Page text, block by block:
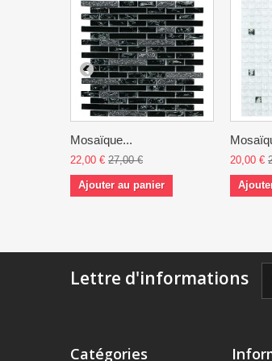
Mosaïque...
22,00 € 27,00 €
Ajouter au panier
20,00 €
Lettre d'informations
Catégories